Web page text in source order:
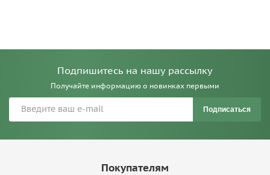
Подпишитесь на нашу рассылку
Получайте информацию о новинках первыми
Подписаться
Покупателям